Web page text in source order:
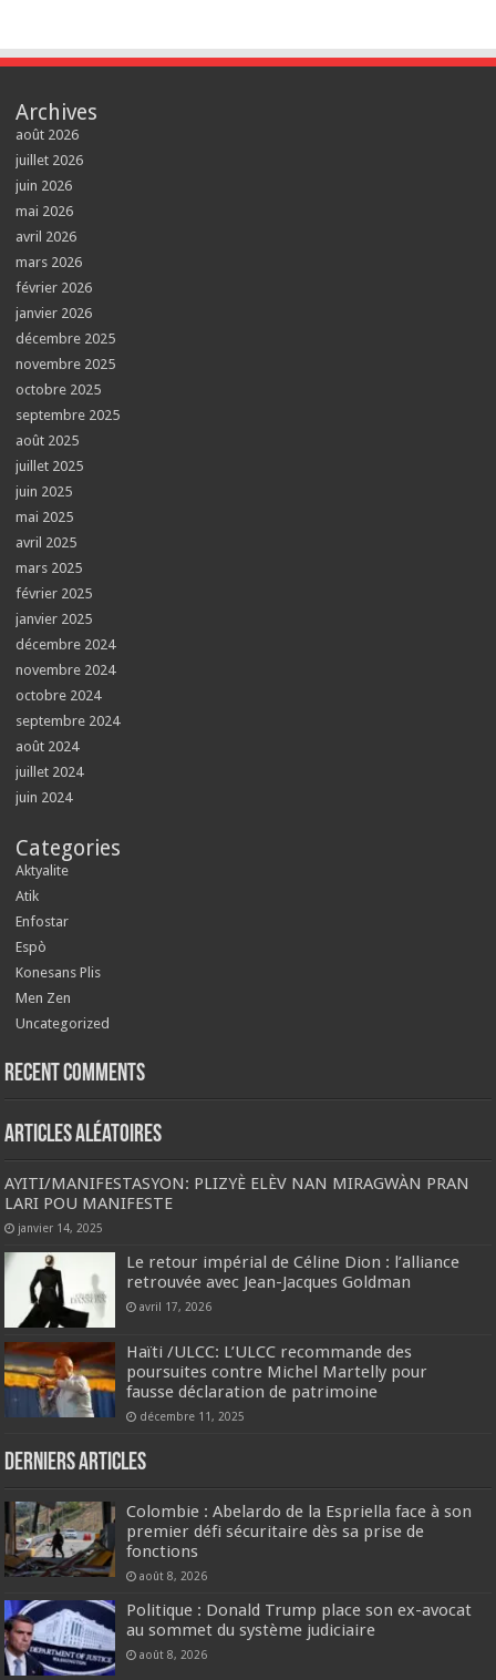
Archives
août 2026
juillet 2026
juin 2026
mai 2026
avril 2026
mars 2026
février 2026
janvier 2026
décembre 2025
novembre 2025
octobre 2025
septembre 2025
août 2025
juillet 2025
juin 2025
mai 2025
avril 2025
mars 2025
février 2025
janvier 2025
décembre 2024
novembre 2024
octobre 2024
septembre 2024
août 2024
juillet 2024
juin 2024
Categories
Aktyalite
Atik
Enfostar
Espò
Konesans Plis
Men Zen
Uncategorized
Recent Comments
Articles aléatoires
AYITI/MANIFESTASYON: PLIZYÈ ELÈV NAN MIRAGWÀN PRAN
LARI POU MANIFESTE
janvier 14, 2025
Le retour impérial de Céline Dion : l’alliance
retrouvée avec Jean-Jacques Goldman
avril 17, 2026
Haïti /ULCC: L’ULCC recommande des
poursuites contre Michel Martelly pour
fausse déclaration de patrimoine
décembre 11, 2025
Derniers articles
Colombie : Abelardo de la Espriella face à son
premier défi sécuritaire dès sa prise de
fonctions
août 8, 2026
Politique : Donald Trump place son ex-avocat
au sommet du système judiciaire
août 8, 2026